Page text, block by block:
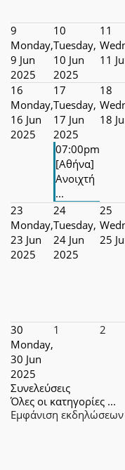
9
Monday,
9 Jun
2025
10
Tuesday,
10 Jun
2025
11
11
16
Monday,
16 Jun
2025
17
Tuesday,
17 Jun
2025
07:00pm
[Αθήνα]
Ανοιχτή
...
18
18
23
Monday,
23 Jun
2025
24
Tuesday,
24 Jun
2025
25
25
30
Monday,
30 Jun
2025
1 2
Συνελεύσεις
Όλες οι κατηγορίες ...
Εμφάνιση εκδηλώσεων